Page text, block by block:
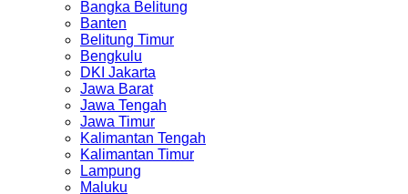
Bangka Belitung
Banten
Belitung Timur
Bengkulu
DKI Jakarta
Jawa Barat
Jawa Tengah
Jawa Timur
Kalimantan Tengah
Kalimantan Timur
Lampung
Maluku